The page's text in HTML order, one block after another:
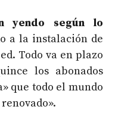
yendo según lo
a la instalación de
Todo va en plazo
los abonados
que todo el mundo